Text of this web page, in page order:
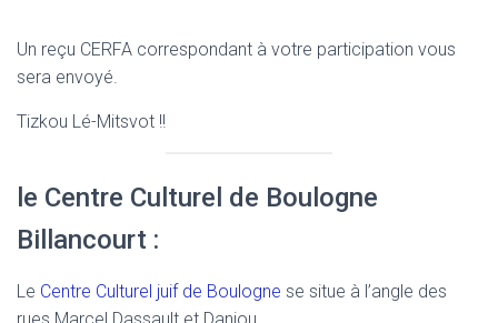
Un reçu CERFA correspondant à votre participation vous
sera envoyé.
Tizkou Lé-Mitsvot !!
le Centre Culturel de Boulogne
Billancourt :
Le Centre Culturel juif de Boulogne se situe à l’angle des